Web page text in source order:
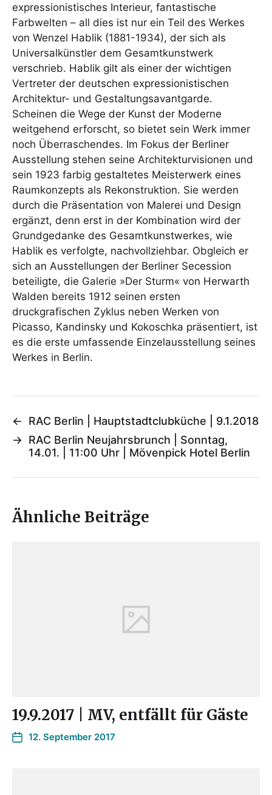
expressionistisches Interieur, fantastische
Farbwelten – all dies ist nur ein Teil des Werkes
von Wenzel Hablik (1881-1934), der sich als
Universalkünstler dem Gesamtkunstwerk
verschrieb. Hablik gilt als einer der wichtigen
Vertreter der deutschen expressionistischen
Architektur- und Gestaltungsavantgarde.
Scheinen die Wege der Kunst der Moderne
weitgehend erforscht, so bietet sein Werk immer
noch Überraschendes. Im Fokus der Berliner
Ausstellung stehen seine Architekturvisionen und
sein 1923 farbig gestaltetes Meisterwerk eines
Raumkonzepts als Rekonstruktion. Sie werden
durch die Präsentation von Malerei und Design
ergänzt, denn erst in der Kombination wird der
Grundgedanke des Gesamtkunstwerkes, wie
Hablik es verfolgte, nachvollziehbar. Obgleich er
sich an Ausstellungen der Berliner Secession
beteiligte, die Galerie »Der Sturm« von Herwarth
Walden bereits 1912 seinen ersten
druckgrafischen Zyklus neben Werken von
Picasso, Kandinsky und Kokoschka präsentiert, ist
es die erste umfassende Einzelausstellung seines
Werkes in Berlin.
←
RAC Berlin | Hauptstadtclubküche | 9.1.2018
→ RAC Berlin Neujahrsbrunch | Sonntag,
14.01. | 11:00 Uhr | Mövenpick Hotel Berlin
Ähnliche Beiträge
19.9.2017 | MV, entfällt für Gäste
12. September 2017